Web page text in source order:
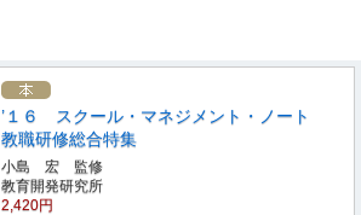
’１６ スクール・マネジメント・ノート
教職研修総合特集
小島 宏 監修
教育開発研究所
2,420円